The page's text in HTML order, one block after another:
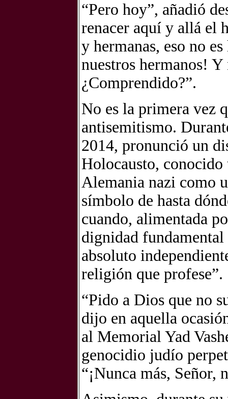
“Pero hoy”, añadió
renacer aquí y allá el
y hermanas, eso no
nuestros hermanos! Y
¿Comprendido?”.
No es la primera vez
antisemitismo.
2014, pronunció un
Holocausto,
Alemania nazi como
símbolo de hasta
cuando, alimentada
dignidad fundamental
absoluto
religión que profese”.
“Pido a Dios que no
dijo en aquella
al Memorial Yad
genocidio judío
“¡Nunca más, Señor,